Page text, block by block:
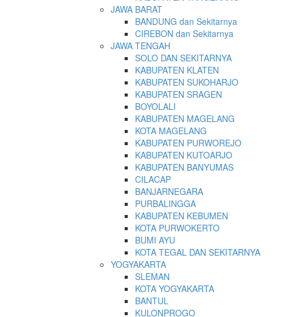
JAWA BARAT
BANDUNG dan Sekitarnya
CIREBON dan Sekitarnya
JAWA TENGAH
SOLO DAN SEKITARNYA
KABUPATEN KLATEN
KABUPATEN SUKOHARJO
KABUPATEN SRAGEN
BOYOLALI
KABUPATEN MAGELANG
KOTA MAGELANG
KABUPATEN PURWOREJO
KABUPATEN KUTOARJO
KABUPATEN BANYUMAS
CILACAP
BANJARNEGARA
PURBALINGGA
KABUPATEN KEBUMEN
KOTA PURWOKERTO
BUMI AYU
KOTA TEGAL DAN SEKITARNYA
YOGYAKARTA
SLEMAN
KOTA YOGYAKARTA
BANTUL
KULONPROGO